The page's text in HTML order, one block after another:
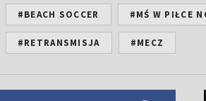
#BEACH SOCCER #MŚ W PIŁCE
#RETRANSMISJA #MECZ